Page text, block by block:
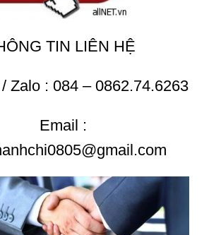
TIN LIÊN HỆ
Zalo : 084 – 0862.74.6263
Email :